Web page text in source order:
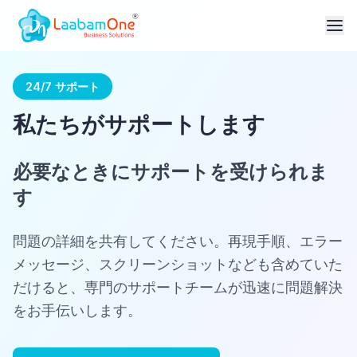
24/7 サポート
私たちがサポートします
必要なときにサポートを受けられま
す
問題の詳細を共有してください。再現手順、エラー
メッセージ、スクリーンショットなども含めていた
だけると、専門のサポートチームが迅速に問題解決
をお手伝いします。